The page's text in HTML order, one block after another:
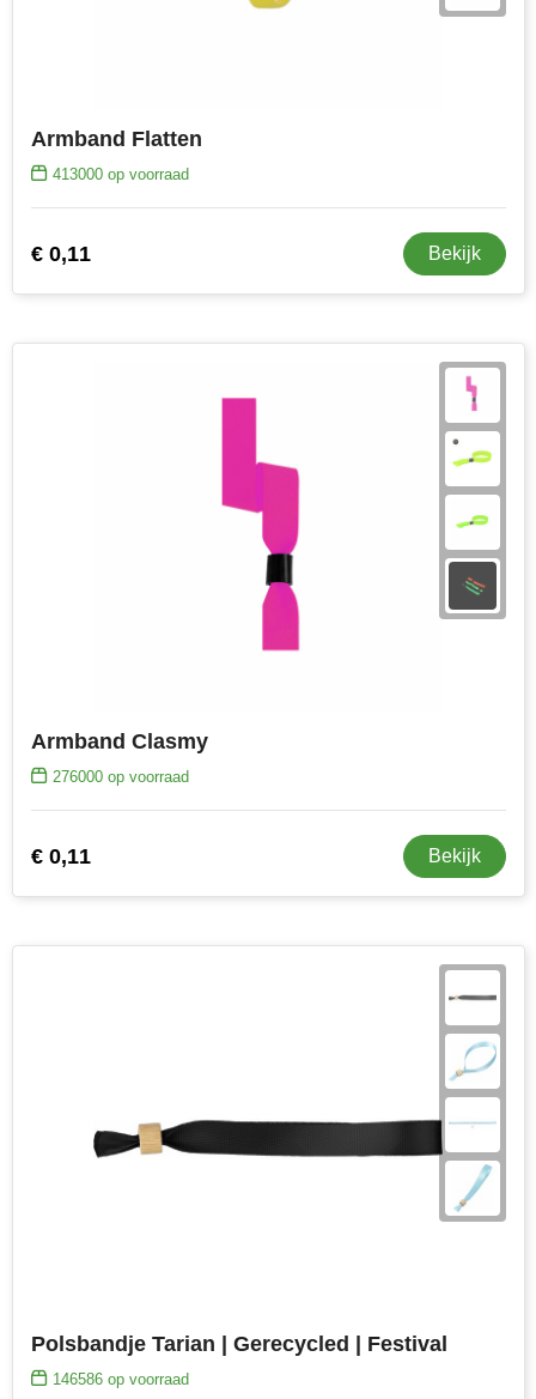
Armband Flatten
413000op voorraad
€ 0,11 Bekijk
Armband Clasmy
276000op voorraad
€ 0,11 Bekijk
Polsbandje Tarian | Gerecycled | Festival
146586op voorraad